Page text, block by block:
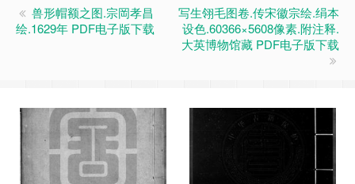
兽形帽额之图.宗岡孝昌
绘.1629年 PDF电子版下载
写生翎毛图卷.传宋徽宗绘.绢本
设色.60366×5608像素.附注释.
大英博物馆藏 PDF电子版下载